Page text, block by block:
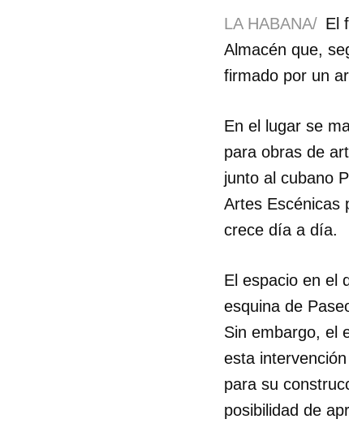
LA HABANA/ El
Almacén que,
firmado por un
En el lugar se
para obras de
junto al cubano
Artes Escénicas
crece día a día.
El espacio en el
esquina de
Sin embargo, el
esta
para su
posibilidad de